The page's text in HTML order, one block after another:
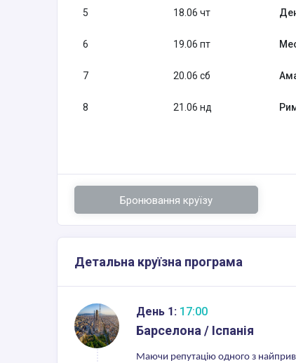
5 18.06 чт
6 19.06 пт
7 20.06 сб
8 21.06 нд
Бронювання круїзу
Детальна круїзна програма
День 1: 17:00
Барселона / Іспанія
Маючи репутацію одного з